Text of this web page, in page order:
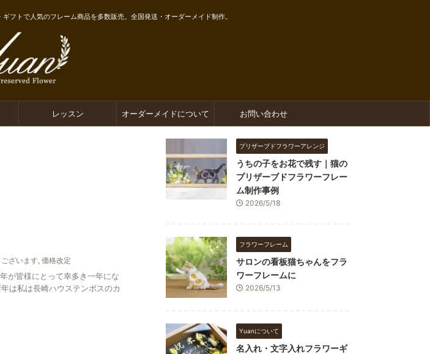
フトで人気のフレーム商品を多数販売。全国発送・オーダーメイド制作。
レッスン オーダーメイドについて お問い合わせ
ざいます 価格改定
が皆様にとって幸多き一年にな
は私は長崎ハウステンボスのカ
プリザーブドフラワーアレンジ
うちの子をお花で残す｜猫の
プリザーブドフラワーフレー
ム制作事例
2026/5/18
フラワーフレーム
サロンの看板猫ちゃんをフラ
ワーフレームに
2026/5/13
Yuanについて
名入れ・文字入れフラワーギ